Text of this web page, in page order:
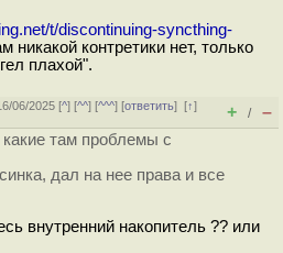
t/discontinuing-syncthing-
никакой контретики нет, только
плахой".
06/2025 [^] [^^] [^^^] [ответить][↑]
+ / –
там проблемы с
дал на нее права и все
внутренний накопитель ?? или